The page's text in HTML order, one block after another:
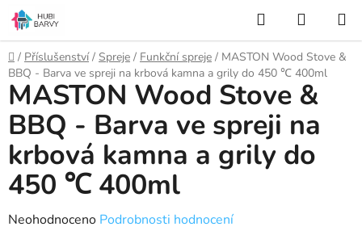
Přejít
na
obsah
Hledat
KOŠÍK
Domů
/ Příslušenství / Spreje / Funkční spreje / MASTON Wood Stove &
BBQ - Barva ve spreji na krbová kamna a grily do 450 ℃ 400ml
MASTON Wood Stove &
BBQ - Barva ve spreji na
krbová kamna a grily do
450 ℃ 400ml
Průměrné
Neohodnoceno Podrobnosti hodnocení